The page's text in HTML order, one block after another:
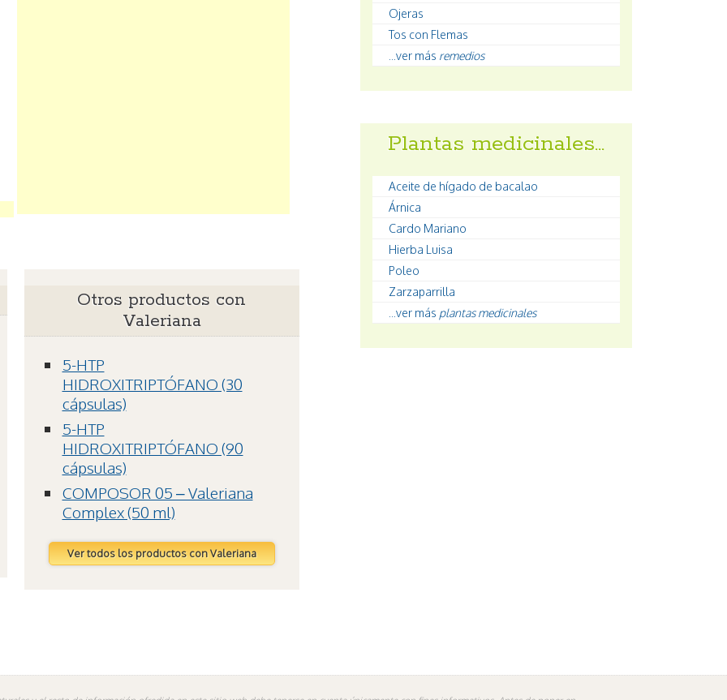
Otros productos con
Valeriana
5-HTP
HIDROXITRIPTÓFANO (30
cápsulas)
5-HTP
HIDROXITRIPTÓFANO (90
cápsulas)
COMPOSOR 05 – Valeriana
Complex (50 ml)
Ver todos los productos con Valeriana
Ojeras
Tos con Flemas
...ver más remedios
Plantas medicinales…
Aceite de hígado de bacalao
Árnica
Cardo Mariano
Hierba Luisa
Poleo
Zarzaparrilla
...ver más plantas medicinales